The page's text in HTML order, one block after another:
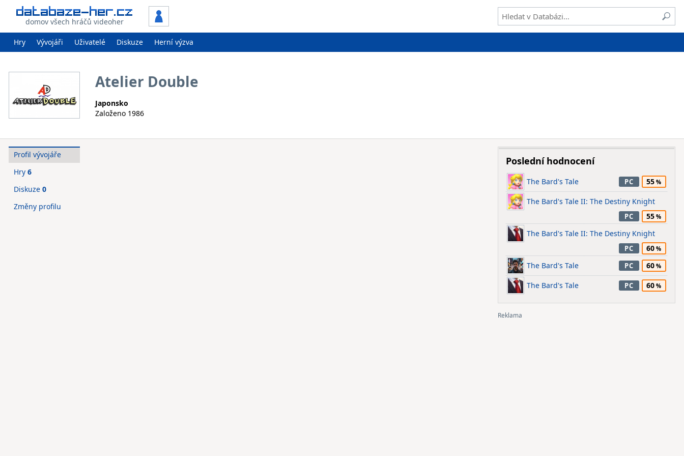
domov všech hráčů videoher
Hry Vývojáři Uživatelé Diskuze Herní výzva
Atelier Double
Japonsko
Založeno 1986
Profil vývojáře
Hry 6
Diskuze 0
Změny profilu
Poslední hodnocení
The Bard's Tale PC 55
The Bard's Tale II: The Destiny Knight
PC
55
The Bard's Tale II: The Destiny Knight
PC
60
The Bard's Tale
PC 60
The Bard's Tale PC 60